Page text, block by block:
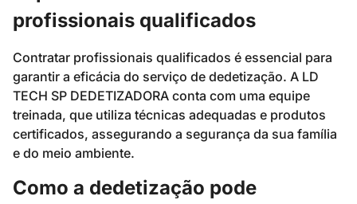
profissionais qualificados
Contratar profissionais qualificados é essencial para
garantir a eficácia do serviço de dedetização. A LD
TECH SP DEDETIZADORA conta com uma equipe
treinada, que utiliza técnicas adequadas e produtos
certificados, assegurando a segurança da sua família
e do meio ambiente.
Como a dedetização pode